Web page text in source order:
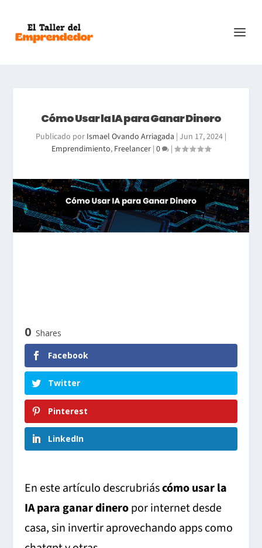
Cómo Usar la IA para Ganar Dinero
Publicado por Ismael Ovando Arriagada | Jun 17, 2024 |
Emprendimiento, Freelancer | 0 |
0 Shares
Facebook
Twitter
Pinterest
LinkedIn
En este artículo descrubriáscómo usar la
IA para ganar dineropor internet desde
casa, sin invertir aprovechando apps como